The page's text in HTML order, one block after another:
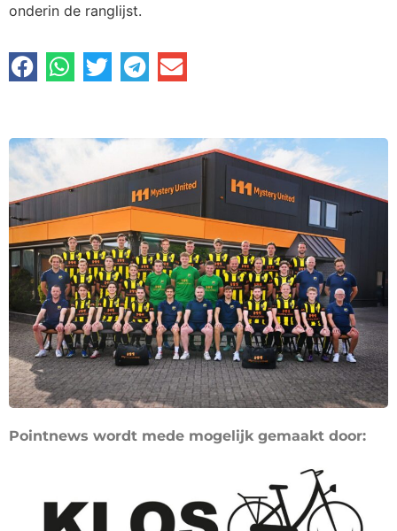
onderin de ranglijst.
Pointnews wordt mede mogelijk gemaakt door: